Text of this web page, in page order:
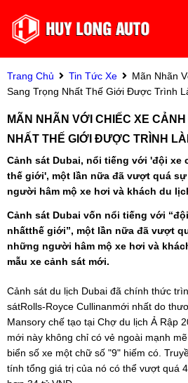
Trang Chủ Tin Tức Xe
Mãn Nhãn
Sang Trọng Nhất Thế Giới Được Trình
MÃN NHÃN VỚI CHIẾC XE
NHẤT THẾ GIỚI ĐƯỢC TRÌNH
Cảnh sát Dubai, nổi tiếng với 'đội xe
thế giới', một lần nữa đã vượt quá
người hâm mộ xe hơi và khách du
Cảnh sát Dubai vốn nổi tiếng với
nhấtthế giới”, một lần nữa đã vượt
những người hâm mộ xe hơi và
mẫu xe cảnh sát mới.
Cảnh sát du lịch Dubai đã chính thức
sátRolls-Royce Cullinanmới nhất do
Mansory chế tạo tại Chợ du lịch Ả Rập
mới này không chỉ có vẻ ngoài mạnh
biển số xe một chữ số "9" hiếm có.
tính tổng giá trị của nó có thể vượt quá